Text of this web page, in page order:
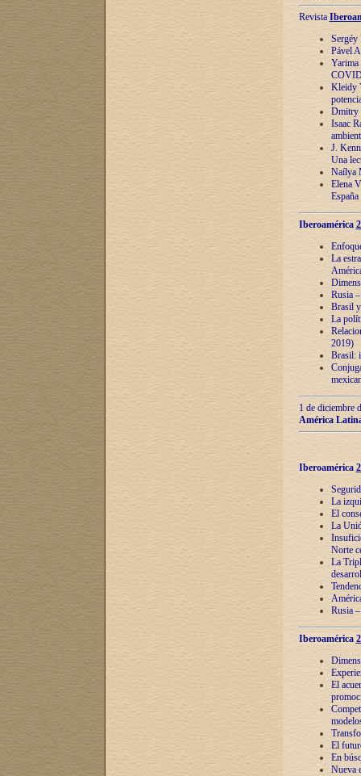
Revista
Sergéy
Pável
Yarima
Kleidy
Dmitry
Isaac
J.
Una
Naílya
Elena
España
Iberoamérica
La
Rusia
Brasil
La
2019)
Brasil:
1 de diciembre
América
Iberoamérica
La
El
La
Norte
La
Rusia
Iberoamérica
El
El
En
Nueva